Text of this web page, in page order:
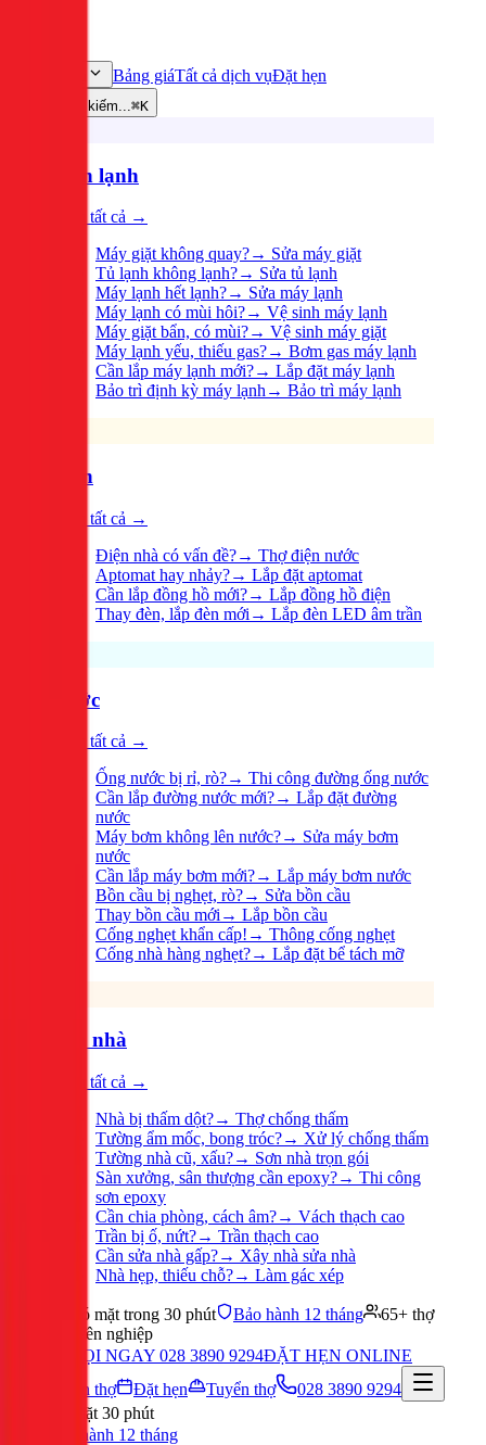
Bảng giáTất cả dịch vụĐặt hẹn
Tìm kiếm...⌘K
Điện lạnh
Xem tất cả →
Máy giặt không quay?→ Sửa máy giặt
Tủ lạnh không lạnh?→ Sửa tủ lạnh
Máy lạnh hết lạnh?→ Sửa máy lạnh
Máy lạnh có mùi hôi?→ Vệ sinh máy lạnh
Máy giặt bẩn, có mùi?→ Vệ sinh máy giặt
Máy lạnh yếu, thiếu gas?→ Bơm gas máy lạnh
Cần lắp máy lạnh mới?→ Lắp đặt máy lạnh
Bảo trì định kỳ máy lạnh→ Bảo trì máy lạnh
Điện
Xem tất cả →
Điện nhà có vấn đề?→ Thợ điện nước
Aptomat hay nhảy?→ Lắp đặt aptomat
Cần lắp đồng hồ mới?→ Lắp đồng hồ điện
Thay đèn, lắp đèn mới → Lắp đèn LED âm trần
Nước
Xem tất cả →
Ống nước bị rỉ, rò?→ Thi công đường ống nước
Cần lắp đường nước mới?→ Lắp đặt đường
nước
Máy bơm không lên nước?→ Sửa máy bơm
nước
Cần lắp máy bơm mới?→ Lắp máy bơm nước
Bồn cầu bị nghẹt, rò?→ Sửa bồn cầu
Thay bồn cầu mới → Lắp bồn cầu
Cống nghẹt khẩn cấp! → Thông cống nghẹt
Cống nhà hàng nghẹt?→ Lắp đặt bể tách mỡ
Sửa nhà
Xem tất cả →
Nhà bị thấm dột?→ Thợ chống thấm
Tường ẩm mốc, bong tróc?→ Xử lý chống thấm
Tường nhà cũ, xấu?→ Sơn nhà trọn gói
Sàn xưởng, sân thượng cần epoxy?→ Thi công
sơn epoxy
Cần chia phòng, cách âm?→ Vách thạch cao
Trần bị ố, nứt?→ Trần thạch cao
Cần sửa nhà gấp?→ Xây nhà sửa nhà
Nhà hẹp, thiếu chỗ?→ Làm gác xép
Có mặt trong 30 phút Bảo hành 12 tháng
65+ thợ
chuyên nghiệp
GỌI NGAY 028 3890 9294ĐẶT HẸN ONLINE
Tuyển thợ
Đặt hẹn Tuyển thợ
028 3890 9294
Có mặt 30 phút
Bảo hành 12 tháng